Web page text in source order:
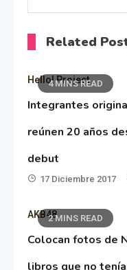
Related
4 MINS READ
Hello! Project
Integrantes
reúnen 20 años
debut
17 Diciembre 2017
2 MINS READ
AKB48
Colocan fotos de
libros que no